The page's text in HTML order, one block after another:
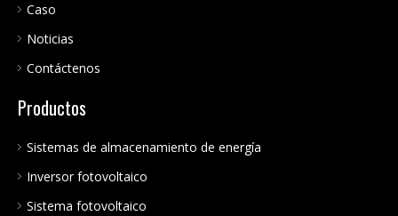
Caso
Noticias
Contáctenos
Productos
Sistemas de almacenamiento de energía
Inversor fotovoltaico
Sistema fotovoltaico